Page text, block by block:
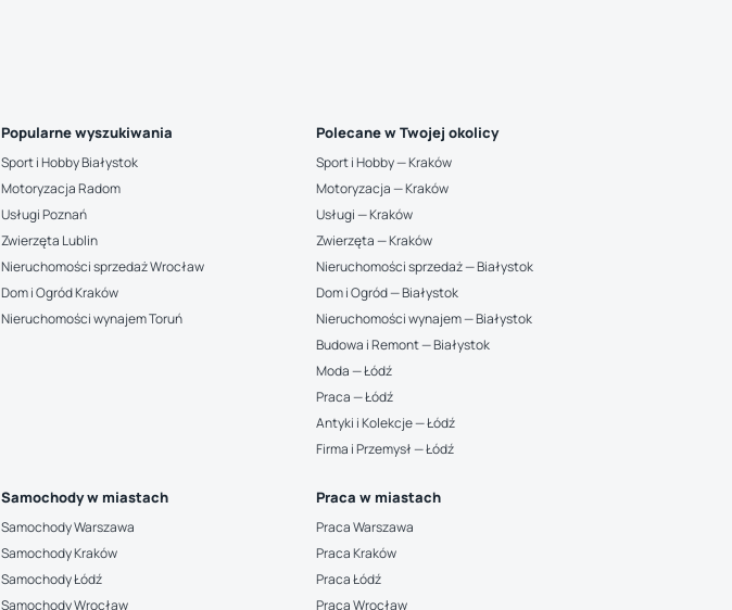
Popularne wyszukiwania
Sport i Hobby Białystok
Motoryzacja Radom
Usługi Poznań
Zwierzęta Lublin
Nieruchomości sprzedaż Wrocław
Dom i Ogród Kraków
Nieruchomości wynajem Toruń
Polecane w Twojej okolicy
Sport i Hobby — Kraków
Motoryzacja — Kraków
Usługi — Kraków
Zwierzęta — Kraków
Nieruchomości sprzedaż — Białystok
Dom i Ogród — Białystok
Nieruchomości wynajem — Białystok
Budowa i Remont — Białystok
Moda — Łódź
Praca — Łódź
Antyki i Kolekcje — Łódź
Firma i Przemysł — Łódź
Samochody w miastach
Samochody Warszawa
Samochody Kraków
Samochody Łódź
Samochody Wrocław
Praca w miastach
Praca Warszawa
Praca Kraków
Praca Łódź
Praca Wrocław